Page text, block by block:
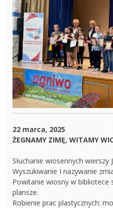
22 marca, 2025
ŻEGNAMY ZIMĘ, WITAMY
Słuchanie wiosennych wierszy
Wyszukiwanie I nazywanie
Powitanie wiosny w bibliotece
plansze.
Robienie prac plastycznych: